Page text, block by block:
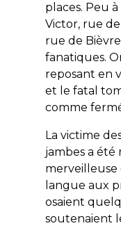
places. Peu
Victor, rue
rue de
fanatiques.
reposant en
et le fatal
comme
La victime
jambes a été
merveilleuse
langue aux
osaient
soutenaient